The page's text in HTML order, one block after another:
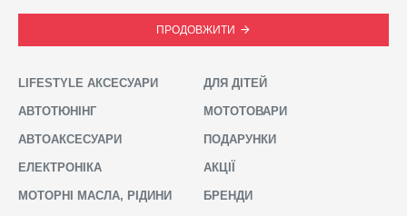
ПРОДОВЖИТИ
LIFESTYLE АКСЕСУАРИ
АВТОТЮНІНГ
АВТОАКСЕСУАРИ
ЕЛЕКТРОНІКА
МОТОРНІ МАСЛА, РІДИНИ
ДЛЯ ДІТЕЙ
МОТОТОВАРИ
ПОДАРУНКИ
АКЦІЇ
БРЕНДИ